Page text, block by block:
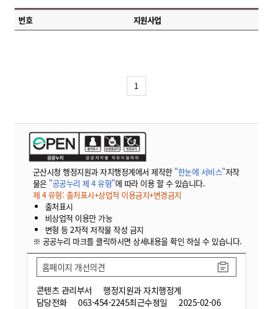
번호 지원사업
1
군산시청 행정지원과 자치행정계에서 제작한 "한눈에 서비스"저작
물은 "공공누리 제 4 유형"에 따라 이용 할 수 있습니다.
제 4 유형: 출처표시+상업적 이용금지+변경금지
출처표시
비상업적 이용만 가능
변형 등 2차적 저작물 작성 금지
※ 공공누리 마크를 클릭하시면 상세내용을 확인 하실 수 있습니다.
콘텐츠 관리부서
행정지원과 자치행정계
담당전화
063-454-2245최근수정일 2025-02-06
홈페이지 개선의견